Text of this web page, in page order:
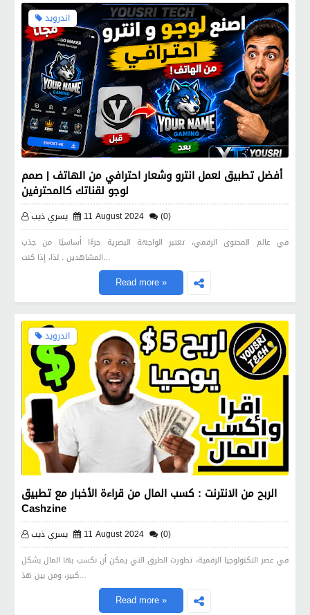
اندرويد
أفضل تطبيق لعمل انترو وشعار احترافي من الهاتف | صمم
لوجو لقناتك كالمحترفين
يسري ذيب 11 August 2024 (0)
في عالم المحتوى الرقمي، تعتبر الواجهة البصرية جزءًا أساسيًا من جذب
المشاهدين . لذا، إذا كنت…
Read more »
اندرويد
الربح من الانترنت : كسب المال من قراءة الأخبار مع تطبيق
Cashzine
يسري ذيب 11 August 2024 (0)
في عصر التكنولوجيا الرقمية، تطورت الطرق التي يمكن أن نكسب بها المال بشكل
كبير، ومن بين هذ…
Read more »